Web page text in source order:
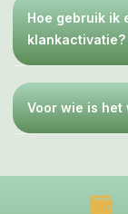
Hoe gebruik ik
klankactivatie?
Voor wie is het